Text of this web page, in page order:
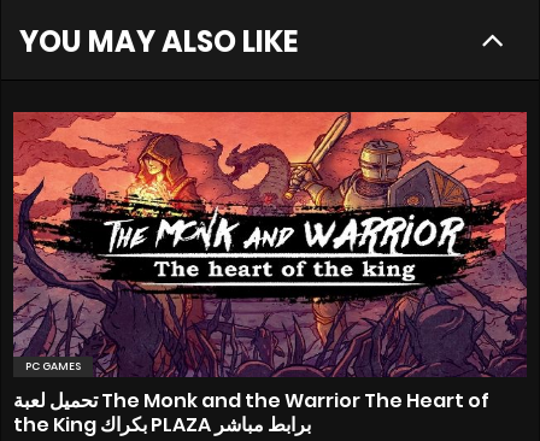
YOU MAY ALSO LIKE
PC GAMES
تحميل لعبة The Monk and the Warrior The Heart of
the King بكراك PLAZA برابط مباشر